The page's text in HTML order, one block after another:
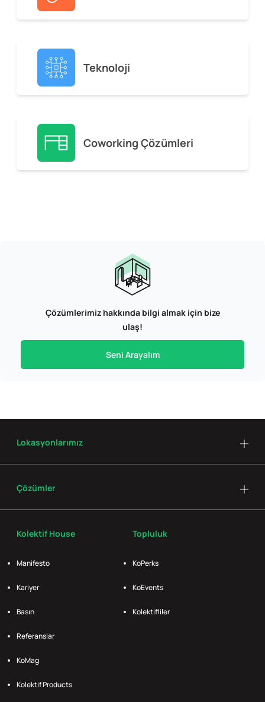
Teknoloji
Coworking Çözümleri
Çözümlerimiz hakkında bilgi almak için bize
ulaş!
Seni Arayalım
Kolektif House
Manifesto
Kariyer
Basın
Referanslar
KoMag
Kolektif Products
Topluluk
KoPerks
KoEvents
Kolektifliler
Lokasyonlarımız
Çözümler